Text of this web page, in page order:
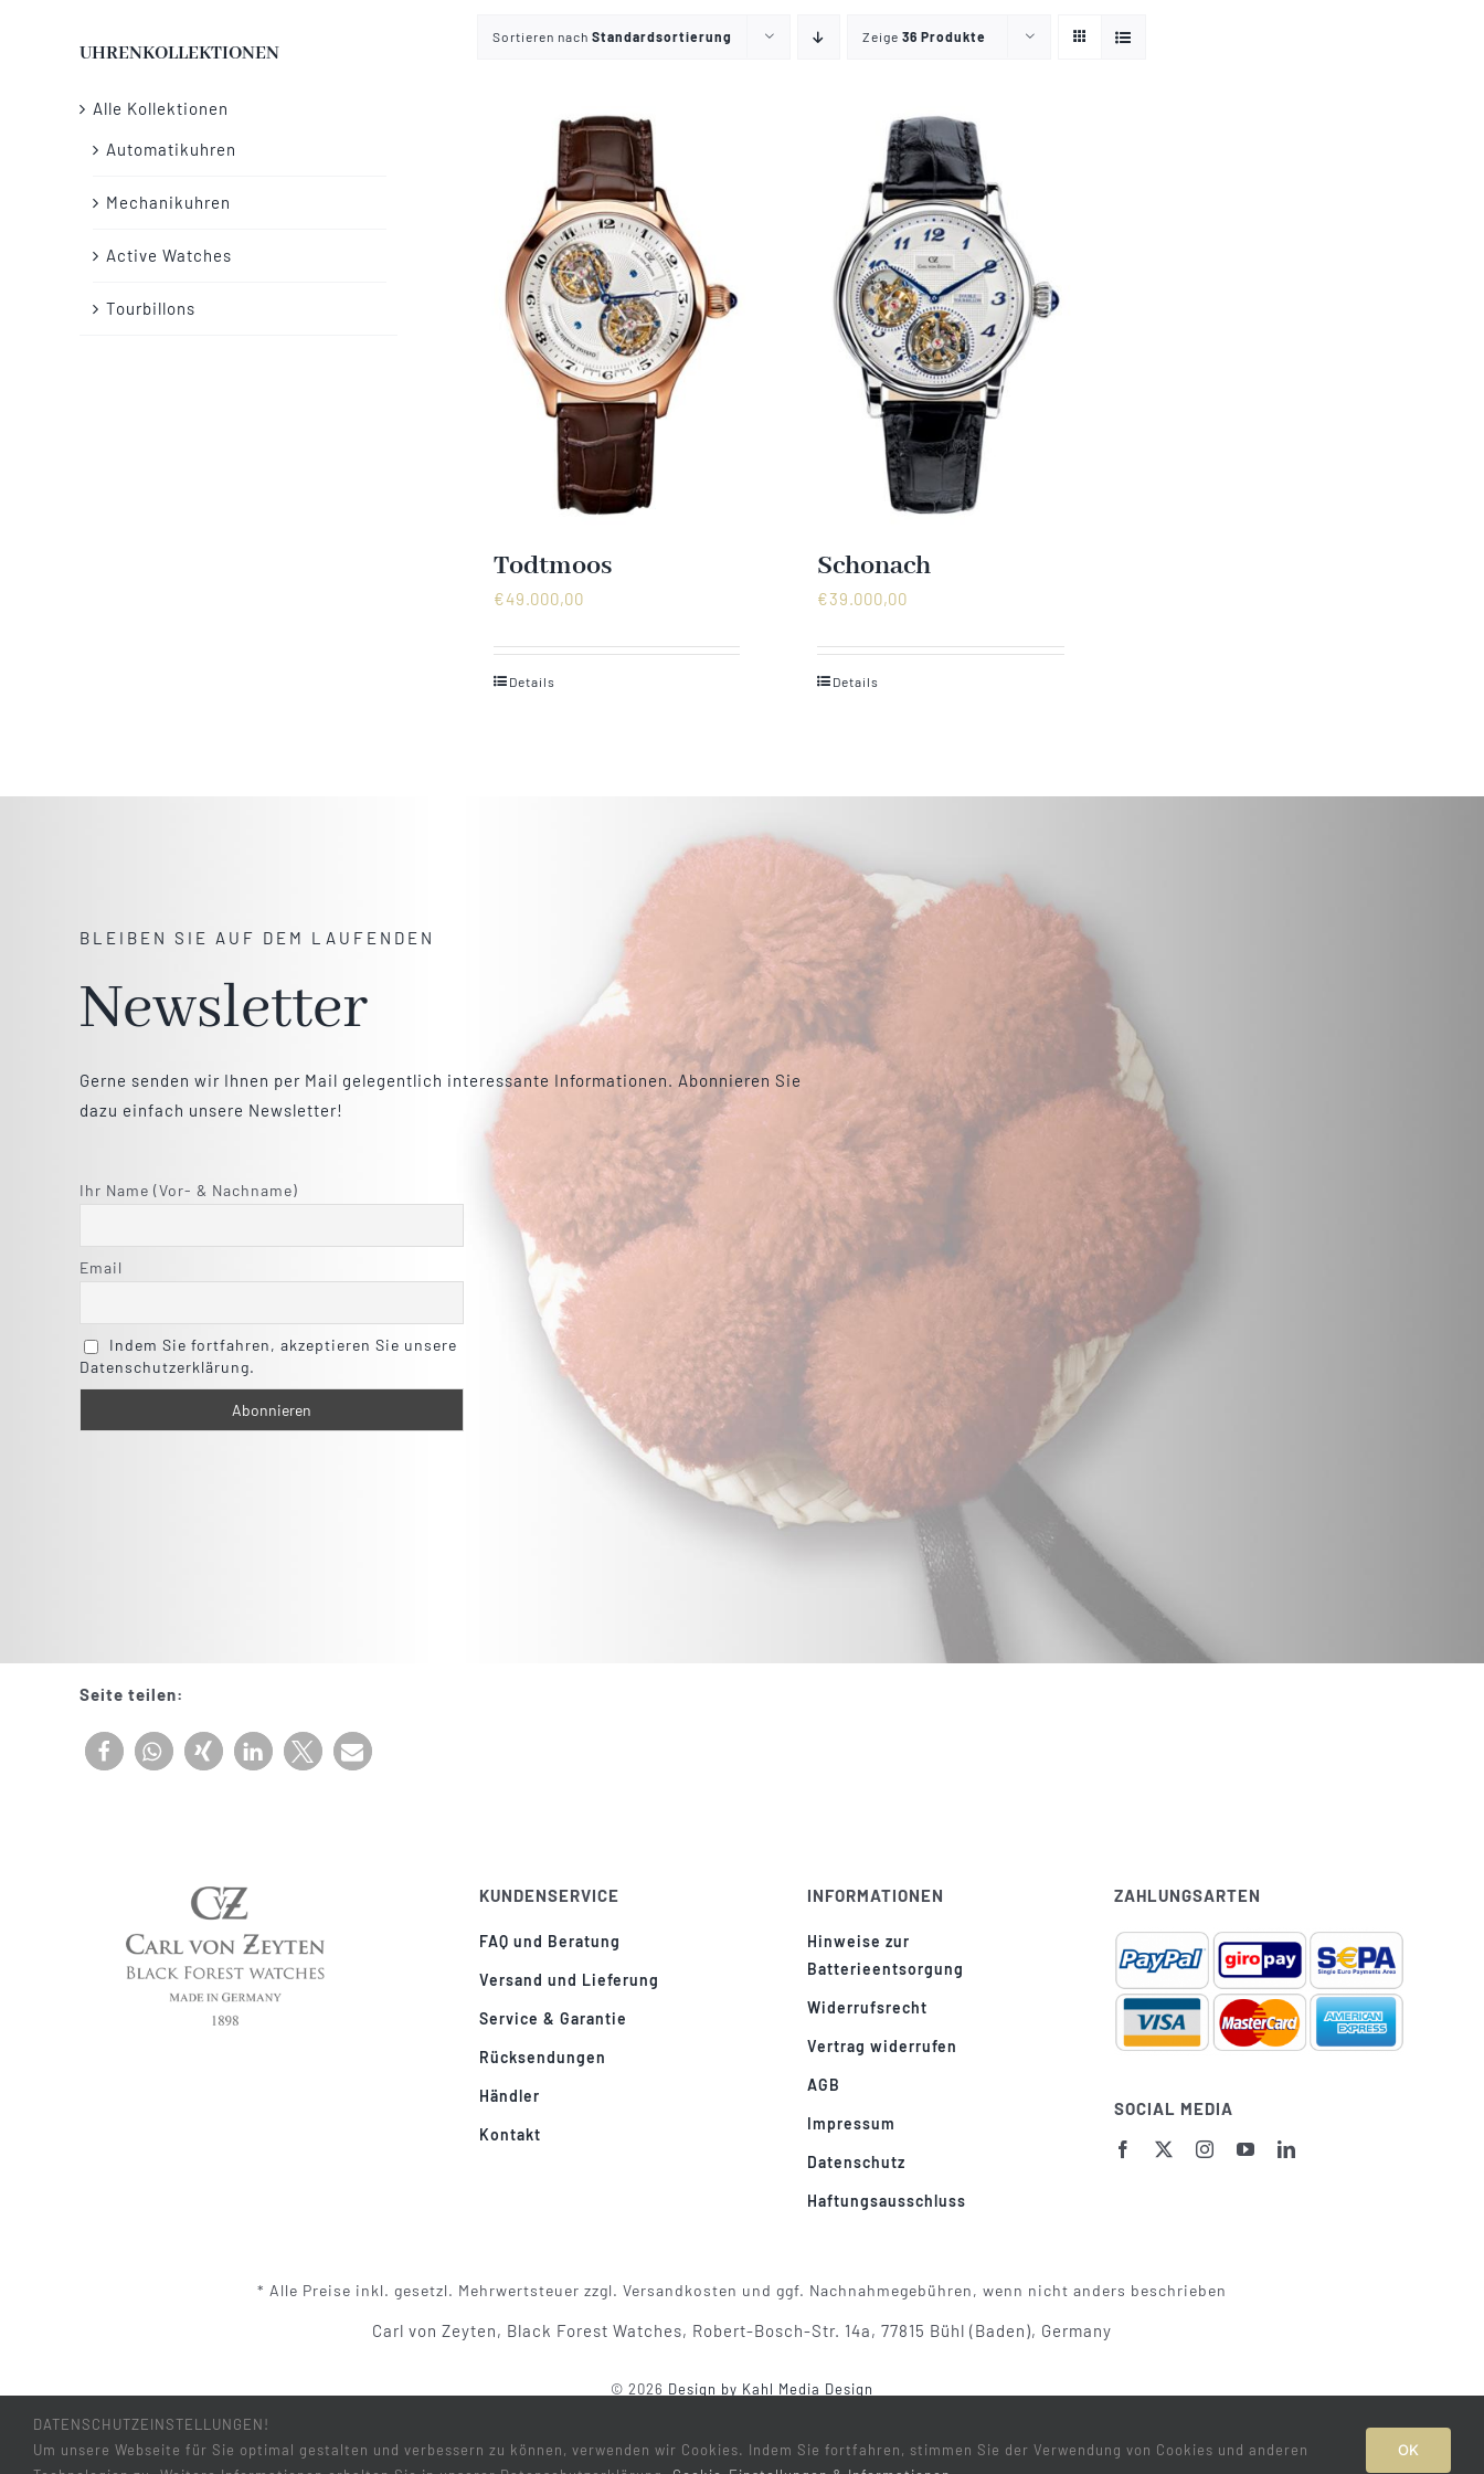
Sortieren nach Standardsortierung Zeige 36 Produkte
Todtmoos
€49.000,00
Details
Schonach
€39.000,00
Details
UHRENKOLLEKTIONEN
Alle Kollektionen
Automatikuhren
Mechanikuhren
Active Watches
Tourbillons
BLEIBEN SIE AUF DEM LAUFENDEN
Newsletter
Gerne senden wir Ihnen per Mail gelegentlich interessante Informationen. Abonnieren Sie
dazu einfach unsere Newsletter!
Ihr Name (Vor- & Nachname)
Email
Indem Sie fortfahren, akzeptieren Sie unsere
Datenschutzerklärung.
Seite teilen:
KUNDENSERVICE
FAQ und Beratung
Versand und Lieferung
Service & Garantie
Rücksendungen
Händler
Kontakt
INFORMATIONEN
Hinweise zur
Batterieentsorgung
Widerrufsrecht
Vertrag widerrufen
AGB
Impressum
Datenschutz
Haftungsausschluss
ZAHLUNGSARTEN
SOCIAL MEDIA
* Alle Preise inkl. gesetzl. Mehrwertsteuer zzgl. Versandkosten und ggf. Nachnahmegebühren, wenn nicht anders beschrieben
Carl von Zeyten, Black Forest Watches, Robert-Bosch-Str. 14a, 77815 Bühl (Baden), Germany
© 2026 Design by Kahl Media Design
DATENSCHUTZEINSTELLUNGEN!
Um unsere Webseite für Sie optimal gestalten und verbessern zu können, verwenden wir Cookies. Indem Sie fortfahren, stimmen Sie der Verwendung von Cookies und anderen
OK